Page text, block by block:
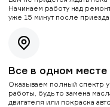
Начинаем работу над
уже 15 минут после приезда.
Все в одном месте
Оказываем полный спектр
работы, будь то замена
двигателя или покраска